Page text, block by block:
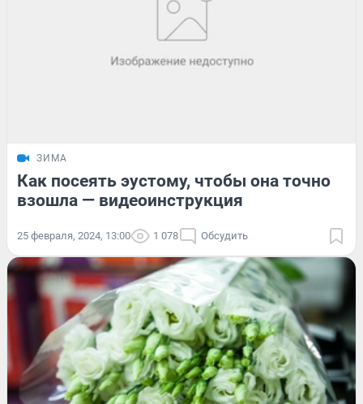
ЗИМА
Как посеять эустому, чтобы она точно
взошла — видеоинструкция
25 февраля, 2024, 13:00 1 078 Обсудить